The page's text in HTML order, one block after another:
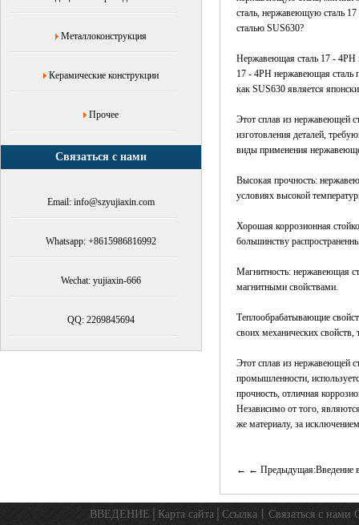
магнитный,17
одинаковы?
Дорого
инъекций?
промышленность,Юйцзясинь
Металлоконструкция
Керамические конструкции
Прочее
Связаться с нами
Email: info@szyujiaxin.com
Whatsapp: +8615986816992
Wechat: yujiaxin-666
QQ: 2269845694
сталь, нержавеющую сталь
сталью SUS630?
Нержавеющая сталь 17 - 4PH
17 - 4PH нержавеющая сталь
как SUS630 является
Этот сплав из нержавеющей
изготовления деталей,
виды применения
Высокая прочность:
условиях высокой
Хорошая коррозионная
большинству
Магнитность: нержавеющая
магнитными свойствами.
Теплообрабатывающие
своих механических свойств,
Этот сплав из нержавеющей
промышленности,
прочность, отличная
Независимо от того,
же материалу, за
← Предыдущая:Введение
ВВЕДЕНИЕ Карта сайта Ссылка Связаться с нами